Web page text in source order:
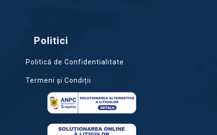
Politici
Politică de Confidentialitate
Termeni și Condiții